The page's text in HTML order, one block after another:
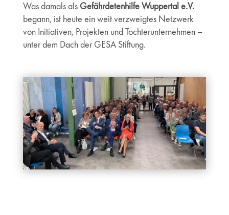
Was damals als Gefährdetenhilfe Wuppertal e.V.
begann, ist heute ein weit verzweigtes Netzwerk
von Initiativen, Projekten und Tochterunternehmen –
unter dem Dach der GESA Stiftung.